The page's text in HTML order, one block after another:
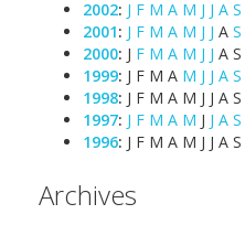
2002: J F M A M J J A S
2001: J F M A M J J A S
2000: J F M A M J J A S
1999: J F M A M J J A S
1998: J F M A M J J A S
1997: J F M A M J J A S
1996: J F M A M J J A S
Archives